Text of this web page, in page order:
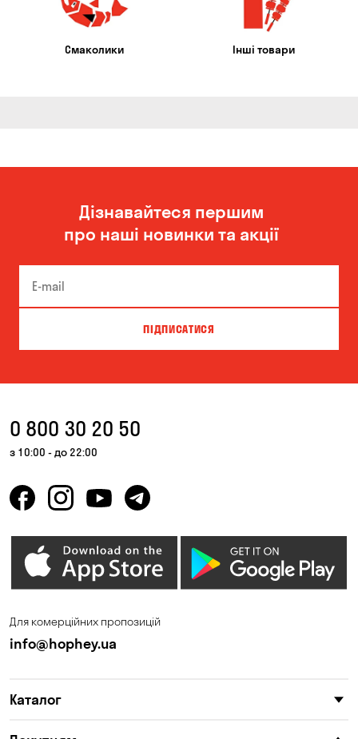
Смаколики Інші товари
Дізнавайтеся першим
про наші новинки та акції
ПІДПИСАТИСЯ
0 800 30 20 50
з 10:00 - до 22:00
Для комерційних пропозицій
info@hophey.ua
Каталог